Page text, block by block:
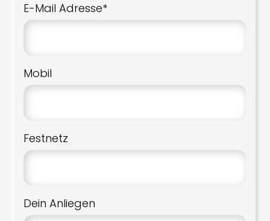
E-Mail Adresse*
Mobil
Festnetz
Dein Anliegen